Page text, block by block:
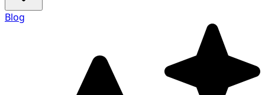
Blog